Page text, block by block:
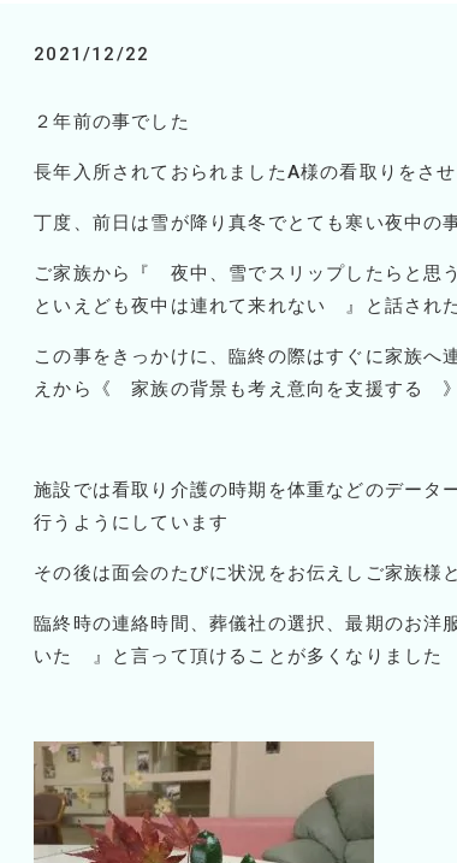
2021/12/22
２年前の事でした
長年入所されておられましたA様の看取りをさ
丁度、前日は雪が降り真冬でとても寒い夜中の
ご家族から『 夜中、雪でスリップしたらと
といえども夜中は連れて来れない 』と話され
この事をきっかけに、臨終の際はすぐに家族へ
えから《 家族の背景も考え意向を支援する
施設では看取り介護の時期を体重などのデータ
行うようにしています
その後は面会のたびに状況をお伝えしご家族様
臨終時の連絡時間、葬儀社の選択、最期のお
いた 』と言って頂けることが多くなりました